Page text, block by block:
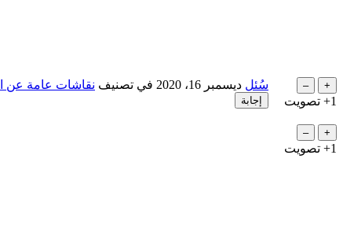
+1 تصويت
سُئل ديسمبر 16، 2020 في تصنيف نقاشات عامة عن
+1 تصويت